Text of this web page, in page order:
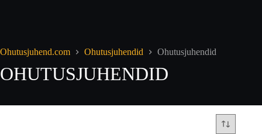
Ohutusjuhend.com Ohutusjuhendid Ohutusjuhendid
OHUTUSJUHENDID